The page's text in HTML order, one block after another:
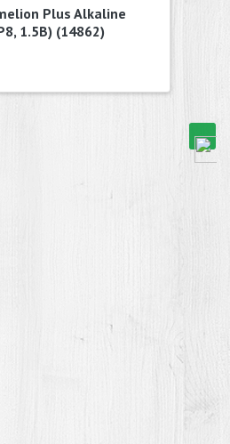
Plus Alkaline
1.5В) (14862)